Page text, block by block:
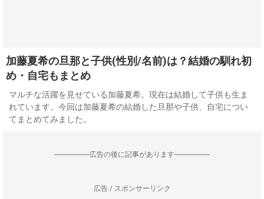
加藤夏希の旦那と子供(性別/名前)は？結婚の馴れ初
め・自宅もまとめ
マルチな活躍を見せている加藤夏希。現在は結婚して子供も生ま
れています。今回は加藤夏希の結婚した旦那や子供、自宅につい
てまとめてみました。
--------------------広告の後に記事があります--------------------
広告 / スポンサーリンク